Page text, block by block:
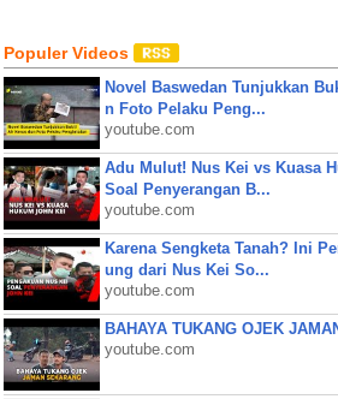
Populer Videos
Novel Baswedan Tunjukkan
n Foto Pelaku Peng...
youtube.com
Adu Mulut! Nus Kei vs Kuasa
Soal Penyerangan B...
youtube.com
Karena Sengketa Tanah? Ini
ung dari Nus Kei So...
youtube.com
BAHAYA TUKANG OJEK
youtube.com